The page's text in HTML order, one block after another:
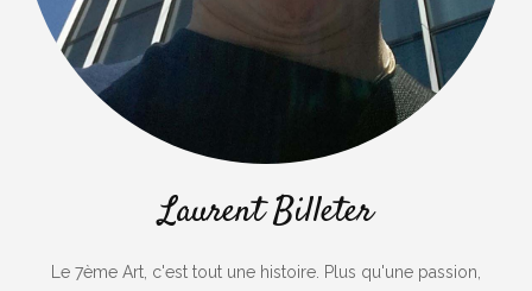
Laurent Billeter
Le 7ème Art, c'est tout une histoire. Plus qu'une passion,